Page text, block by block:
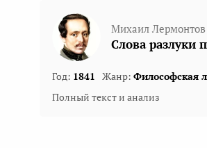
Михаил Лермонтов
Слова разлуки
Год: 1841 Жанр: Философская
Полный текст и анализ